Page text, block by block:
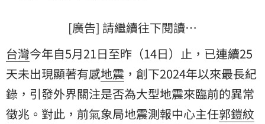
[廣告] 請繼續往下閱讀…
台灣今年自5月21日至昨（14日）止，已連續25
天未出現顯著有感地震 ，創下2024年以來最長紀
錄，引發外界關注是否為大型地震來臨前的異常
徵兆。對此，前氣象局地震測報中心主任郭鎧紋